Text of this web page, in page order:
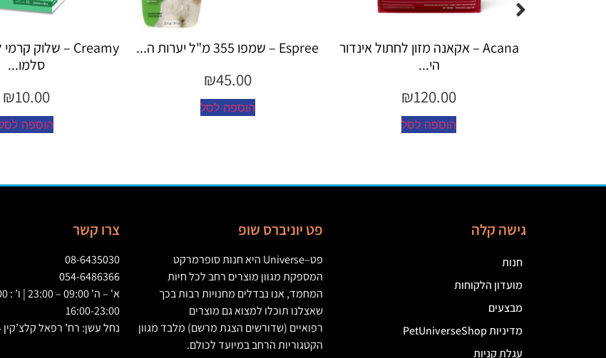
Acana – אקאנה מזון לחתול אינדור
Espree – שמפו 355 מ"ל יערות ה...
Creamy – שלוק קרמי לחתול בטעם
גישה קלה
חנות
מועדון הלקוחות
מבצעים
מדיניות PetUniverseShop
עגלת קניות
פט יוניברס שופ
פט–
Universe היא חנות סופרמרקט
המספקת מגוון מוצרים רחב לכל חיות
המחמד,אנו נבדלים מחנויות רבות בכך
שאצלנו תוכלו למצוא גם מוצרים
רפואיים (שדורשים הצגת מרשם) מלבד מגוון
הקטגוריות הרחב במיועד לכולם.
צרו קשר
08-6435030
054-6486366
16:00-23:00
נחל עשן: רח’ רפאל קלצ’קין 4 באר שבע